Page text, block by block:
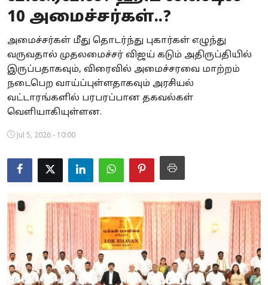
Business
Crime
Tamilnadu
National
Spirituality
Weather
Politics
10 அமைச்சர்கள்..?
அமைச்சர்கள் மீது தொடர்ந்து புகார்கள் எழுந்து
வருவதால் முதலமைச்சர் விஜய் கடும் அதிருப்தியில்
இருப்பதாகவும், விரைவில் அமைச்சரவை மாற்றம்
நடைபெற வாய்ப்புள்ளதாகவும் அரசியல்
வட்டாரங்களில் பரபரப்பான தகவல்கள்
வெளியாகியுள்ளன.
Jul 5, 2026 - 10:00